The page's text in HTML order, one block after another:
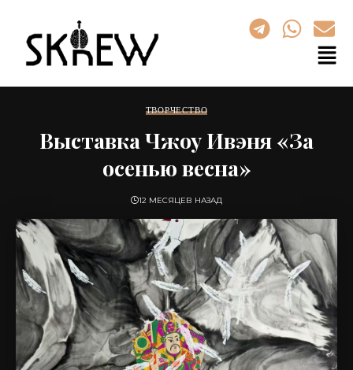
ТВОРЧЕСТВО
Выставка Чжоу Ивэня «За
осенью весна»
12 МЕСЯЦЕВ НАЗАД